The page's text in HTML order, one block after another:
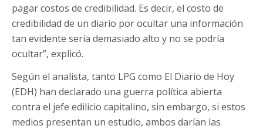
pagar costos de credibilidad. Es decir, el costo de
credibilidad de un diario por ocultar una información
tan evidente sería demasiado alto y no se podría
ocultar”, explicó.
Según el analista, tanto LPG como El Diario de Hoy
(EDH) han declarado una guerra política abierta
contra el jefe edilicio capitalino, sin embargo, si estos
medios presentan un estudio, ambos darían las